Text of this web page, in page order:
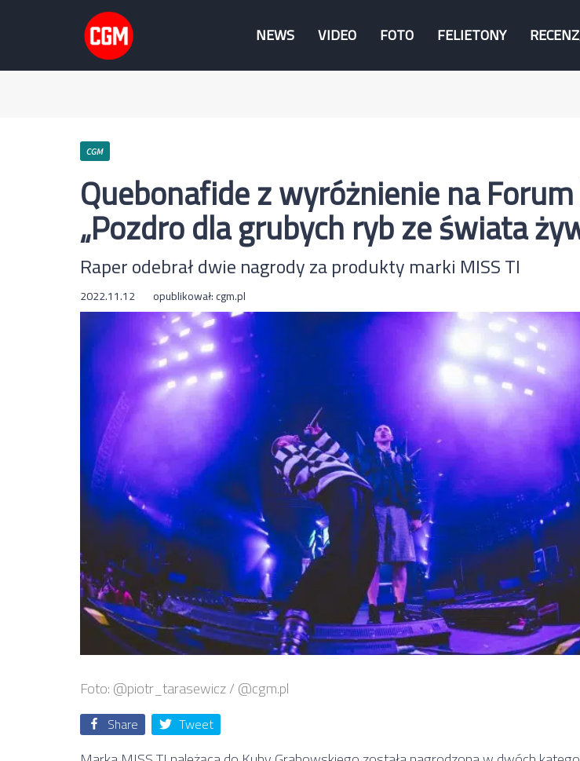
NEWS VIDEO FOTO FELIETONY
CGM
Quebonafide z wyróżnienie na
„Pozdro dla grubych ryb ze świata
Raper odebrał dwie nagrody za produkty marki MISS TI
2022.11.12 opublikował:cgm.pl
Foto: @piotr_tarasewicz / @cgm.pl
Share Tweet